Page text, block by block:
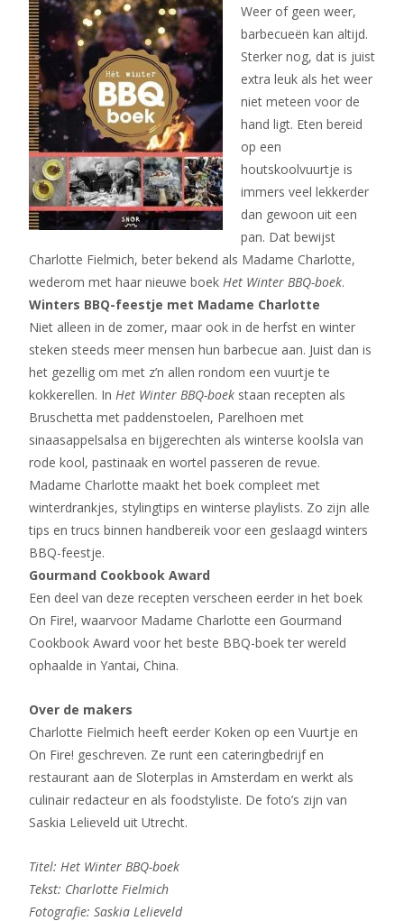
Weer of geen weer,
barbecueën kan altijd.
Sterker nog, dat is juist
extra leuk als het weer
niet meteen voor de
hand ligt. Eten bereid
op een
houtskoolvuurtje is
immers veel lekkerder
dan gewoon uit een
pan. Dat bewijst
Charlotte Fielmich, beter bekend als Madame Charlotte,
wederom met haar nieuwe boek Het Winter BBQ-boek.
Winters BBQ-feestje met Madame Charlotte
Niet alleen in de zomer, maar ook in de herfst en winter
steken steeds meer mensen hun barbecue aan. Juist dan is
het gezellig om met z’n allen rondom een vuurtje te
kokkerellen. In Het Winter BBQ-boek staan recepten als
Bruschetta met paddenstoelen, Parelhoen met
sinaasappelsalsa en bijgerechten als winterse koolsla van
rode kool, pastinaak en wortel passeren de revue.
Madame Charlotte maakt het boek compleet met
winterdrankjes, stylingtips en winterse playlists. Zo zijn alle
tips en trucs binnen handbereik voor een geslaagd winters
BBQ-feestje.
Gourmand Cookbook Award
Een deel van deze recepten verscheen eerder in het boek
On Fire!, waarvoor Madame Charlotte een Gourmand
Cookbook Award voor het beste BBQ-boek ter wereld
ophaalde in Yantai, China.
Over de makers
Charlotte Fielmich heeft eerder Koken op een Vuurtje en
On Fire! geschreven. Ze runt een cateringbedrijf en
restaurant aan de Sloterplas in Amsterdam en werkt als
culinair redacteur en als foodstyliste. De foto’s zijn van
Saskia Lelieveld uit Utrecht.
Titel: Het Winter BBQ-boek
Tekst: Charlotte Fielmich
Fotografie: Saskia Lelieveld